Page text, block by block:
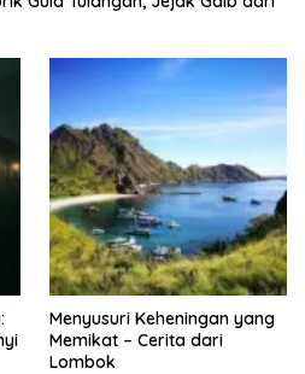
Menyusuri Keheningan yang
Memikat – Cerita dari
Lombok